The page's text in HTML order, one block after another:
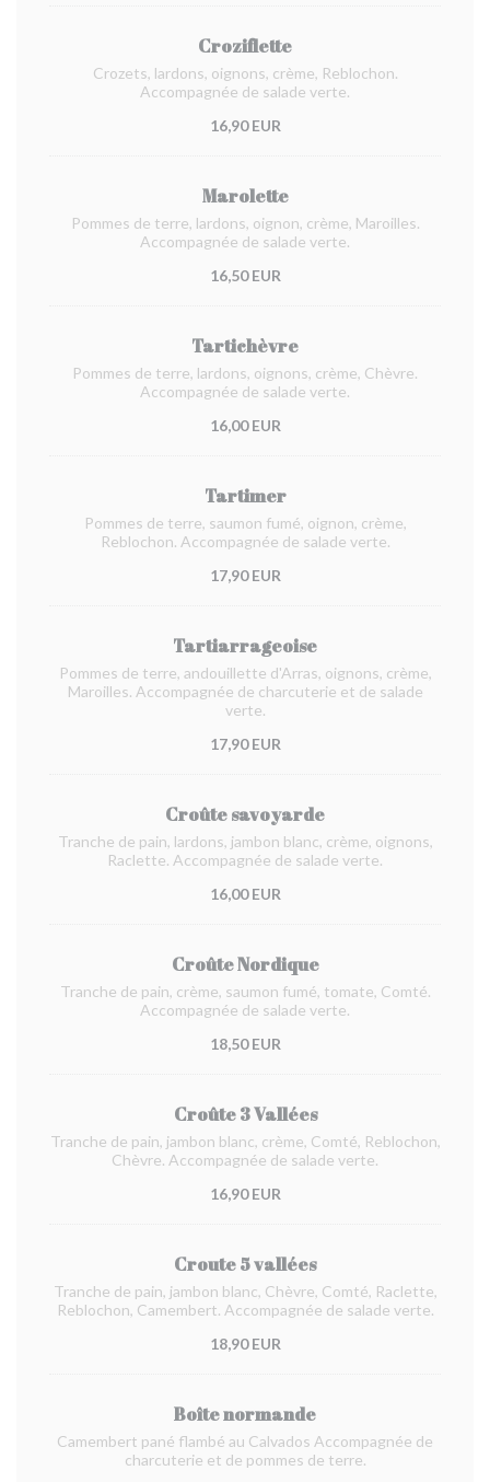
Croziflette
Crozets, lardons, oignons, crème, Reblochon.
Accompagnée de salade verte.
16,90 EUR
Marolette
Pommes de terre, lardons, oignon, crème, Maroilles.
Accompagnée de salade verte.
16,50 EUR
Tartichèvre
Pommes de terre, lardons, oignons, crème, Chèvre.
Accompagnée de salade verte.
16,00 EUR
Tartimer
Pommes de terre, saumon fumé, oignon, crème,
Reblochon. Accompagnée de salade verte.
17,90 EUR
Tartiarrageoise
Pommes de terre, andouillette d'Arras, oignons, crème,
Maroilles. Accompagnée de charcuterie et de salade
verte.
17,90 EUR
Croûte savoyarde
Tranche de pain, lardons, jambon blanc, crème, oignons,
Raclette. Accompagnée de salade verte.
16,00 EUR
Croûte Nordique
Tranche de pain, crème, saumon fumé, tomate, Comté.
Accompagnée de salade verte.
18,50 EUR
Croûte 3 Vallées
Tranche de pain, jambon blanc, crème, Comté, Reblochon,
Chèvre. Accompagnée de salade verte.
16,90 EUR
Croute 5 vallées
Tranche de pain, jambon blanc, Chèvre, Comté, Raclette,
Reblochon, Camembert. Accompagnée de salade verte.
18,90 EUR
Boîte normande
Camembert pané flambé au Calvados Accompagnée de
charcuterie et de pommes de terre.